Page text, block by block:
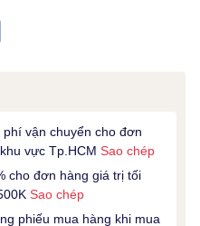
phí vận chuyển cho đơn
vực Tp.HCM Sao chép
cho đơn hàng giá trị tối
Sao chép
phiếu mua hàng khi mua